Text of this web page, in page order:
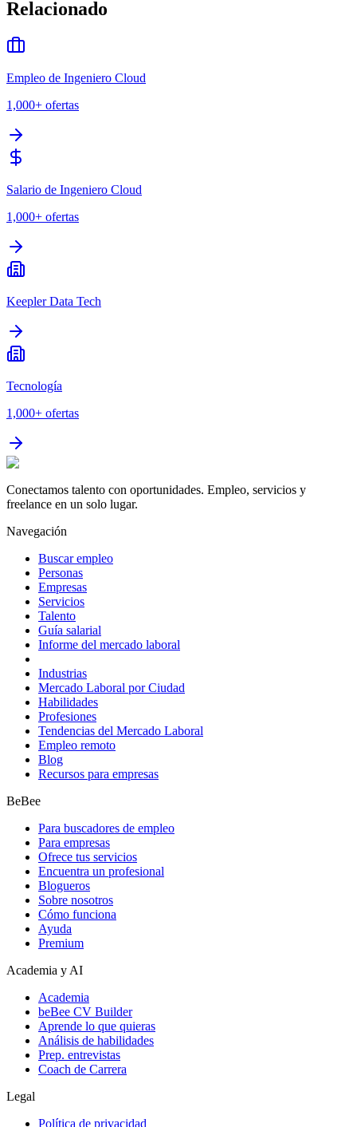
Relacionado
Empleo de Ingeniero Cloud
1,000+ ofertas
Salario de Ingeniero Cloud
1,000+ ofertas
Keepler Data Tech
Tecnología
1,000+ ofertas
Conectamos talento con oportunidades. Empleo, servicios y
freelance en un solo lugar.
Navegación
Buscar empleo
Personas
Empresas
Servicios
Talento
Guía salarial
Informe del mercado laboral
Industrias
Mercado Laboral por Ciudad
Habilidades
Profesiones
Tendencias del Mercado Laboral
Empleo remoto
Blog
Recursos para empresas
BeBee
Para buscadores de empleo
Para empresas
Ofrece tus servicios
Encuentra un profesional
Blogueros
Sobre nosotros
Cómo funciona
Ayuda
Premium
Academia y AI
Academia
beBee CV Builder
Aprende lo que quieras
Análisis de habilidades
Prep. entrevistas
Coach de Carrera
Legal
Política de privacidad